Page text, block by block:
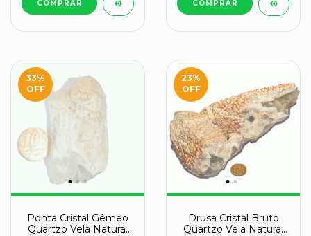
33%
OFF
Ponta Cristal Gêmeo
Quartzo Vela Natural
23%
OFF
Drusa Cristal Bruto
Quartzo Vela Natural